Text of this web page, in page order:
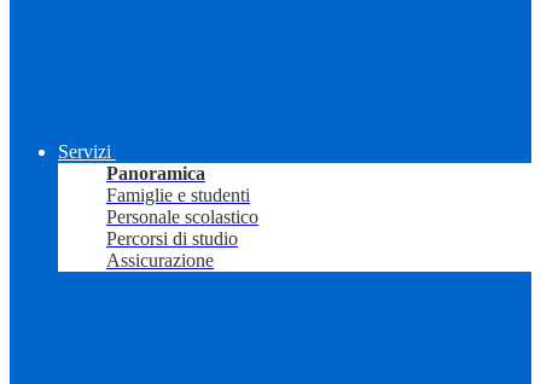
Servizi
Panoramica
Famiglie e studenti
Personale scolastico
Percorsi di studio
Assicurazione